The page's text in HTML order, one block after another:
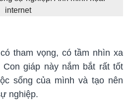
internet
tham vọng, có tầm nhìn xa
giáp này nắm bắt rất tốt
sống của mình và tạo nên
nghiệp.